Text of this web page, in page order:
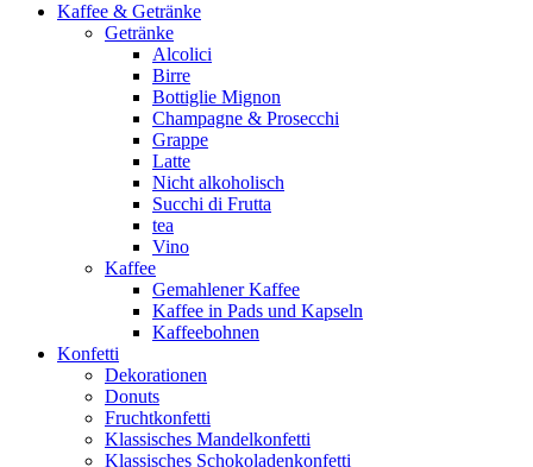
Kaffee & Getränke
Getränke
Alcolici
Birre
Bottiglie Mignon
Champagne & Prosecchi
Grappe
Latte
Nicht alkoholisch
Succhi di Frutta
tea
Vino
Kaffee
Gemahlener Kaffee
Kaffee in Pads und Kapseln
Kaffeebohnen
Konfetti
Dekorationen
Donuts
Fruchtkonfetti
Klassisches Mandelkonfetti
Klassisches Schokoladenkonfetti